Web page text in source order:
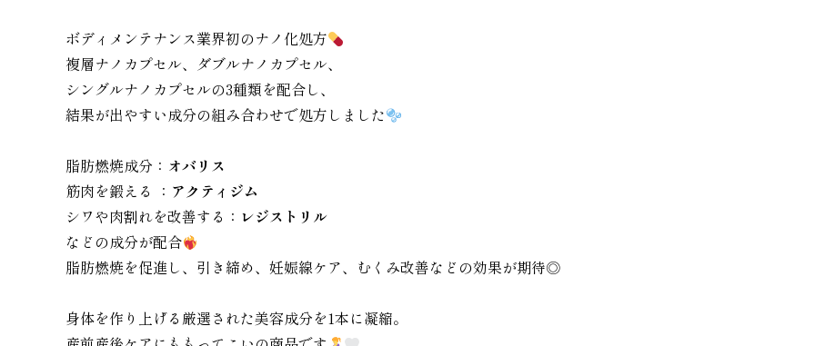
ボディメンテナンス業界初のナノ化処方
複層ナノカプセル、ダブルナノカプセル、
シングルナノカプセルの3種類を配合し、
結果が出やすい成分の組み合わせで処方しました
脂肪燃焼成分： オバリス
筋肉を鍛える ： アクティジム
シワや肉割れを改善する： レジストリル
などの成分が配合
脂肪燃焼を促進し、引き締め、妊娠線ケア、むくみ改善などの効果が期待◎
身体を作り上げる厳選された美容成分を1本に凝縮。